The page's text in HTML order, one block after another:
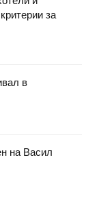
за
в
на Васил